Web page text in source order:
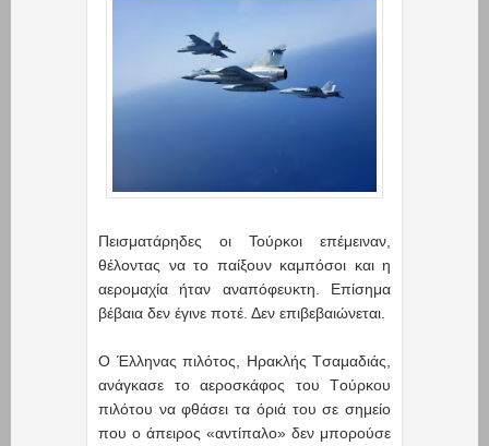
Πεισματάρηδες οι Τούρκοι επέμειναν,
θέλοντας να το παίξουν καμπόσοι και η
αερομαχία ήταν αναπόφευκτη. Επίσημα
βέβαια δεν έγινε ποτέ. Δεν επιβεβαιώνεται.
Ο Έλληνας πιλότος, Hρακλής Tσαμαδιάς,
ανάγκασε το αεροσκάφος του Tούρκου
πιλότου να φθάσει τα όριά του σε σημείο
που ο άπειρος «αντίπαλο» δεν μπορούσε